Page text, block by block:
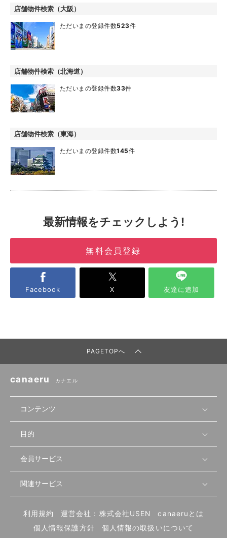
店舗物件検索（大阪）
ただいまの登録件数523件
店舗物件検索（北海道）
ただいまの登録件数33件
店舗物件検索（東海）
ただいまの登録件数145件
最新情報をチェックしよう!
無料会員登録
Facebook X 友達に追加
PAGETOPへ
canaeru カナエル
コンテンツ
無料開業相談
セミナー情報
セミナー動画
物件を探す
首都圏
北海道
先輩開業者の声
開業・経営に関する記事
目的
店舗運営
物件
内装・設備
食材・仕入れ
会員サービス
会員登録
ログイン
関連サービス
飲食店サクセスガイド（外部サイト）
利用規約 運営会社：株式会社USEN
canaeruとは
個人情報保護方針
個人情報の取扱いについて